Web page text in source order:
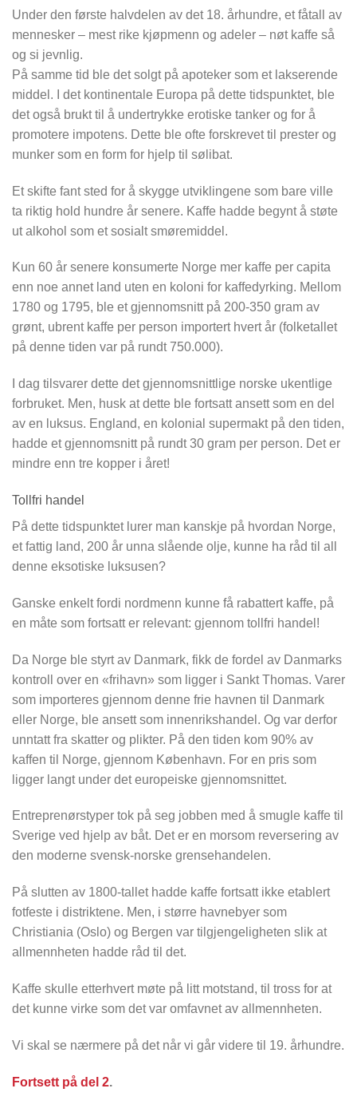
Under den første halvdelen av det 18. århundre, et fåtall av
mennesker – mest rike kjøpmenn og adeler – nøt kaffe så
og si jevnlig.
På samme tid ble det solgt på apoteker som et lakserende
middel. I det kontinentale Europa på dette tidspunktet, ble
det også brukt til å undertrykke erotiske tanker og for å
promotere impotens. Dette ble ofte forskrevet til prester og
munker som en form for hjelp til sølibat.
Et skifte fant sted for å skygge utviklingene som bare ville
ta riktig hold hundre år senere. Kaffe hadde begynt å støte
ut alkohol som et sosialt smøremiddel.
Kun 60 år senere konsumerte Norge mer kaffe per capita
enn noe annet land uten en koloni for kaffedyrking. Mellom
1780 og 1795, ble et gjennomsnitt på 200-350 gram av
grønt, ubrent kaffe per person importert hvert år (folketallet
på denne tiden var på rundt 750.000).
I dag tilsvarer dette det gjennomsnittlige norske ukentlige
forbruket. Men, husk at dette ble fortsatt ansett som en del
av en luksus. England, en kolonial supermakt på den tiden,
hadde et gjennomsnitt på rundt 30 gram per person. Det er
mindre enn tre kopper i året!
Tollfri handel
På dette tidspunktet lurer man kanskje på hvordan Norge,
et fattig land, 200 år unna slående olje, kunne ha råd til all
denne eksotiske luksusen?
Ganske enkelt fordi nordmenn kunne få rabattert kaffe, på
en måte som fortsatt er relevant: gjennom tollfri handel!
Da Norge ble styrt av Danmark, fikk de fordel av Danmarks
kontroll over en «frihavn» som ligger i Sankt Thomas. Varer
som importeres gjennom denne frie havnen til Danmark
eller Norge, ble ansett som innenrikshandel. Og var derfor
unntatt fra skatter og plikter. På den tiden kom 90% av
kaffen til Norge, gjennom København. For en pris som
ligger langt under det europeiske gjennomsnittet.
Entreprenørstyper tok på seg jobben med å smugle kaffe til
Sverige ved hjelp av båt. Det er en morsom reversering av
den moderne svensk-norske grensehandelen.
På slutten av 1800-tallet hadde kaffe fortsatt ikke etablert
fotfeste i distriktene. Men, i større havnebyer som
Christiania (Oslo) og Bergen var tilgjengeligheten slik at
allmennheten hadde råd til det.
Kaffe skulle etterhvert møte på litt motstand, til tross for at
det kunne virke som det var omfavnet av allmennheten.
Vi skal se nærmere på det når vi går videre til 19. århundre.
Fortsett på del 2.